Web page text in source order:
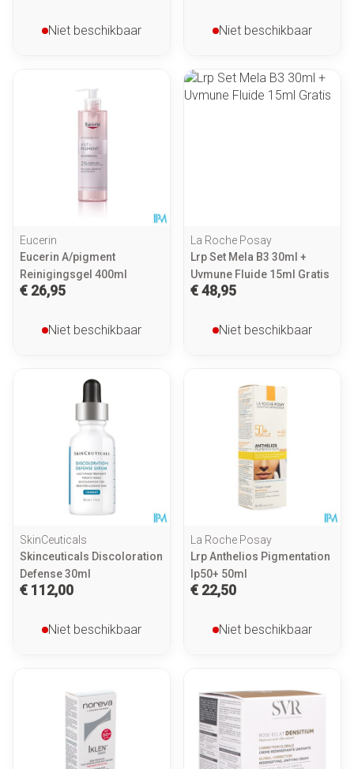
Niet beschikbaar Niet beschikbaar
Eucerin
Eucerin A/pigment
Reinigingsgel 400ml
€ 26,95
Niet beschikbaar
La Roche Posay
Lrp Set Mela B3 30ml +
Uvmune Fluide 15ml Gratis
€ 48,95
Niet beschikbaar
SkinCeuticals
Skinceuticals Discoloration
Defense 30ml
€ 112,00
Niet beschikbaar
La Roche Posay
Lrp Anthelios Pigmentation
Ip50+ 50ml
€ 22,50
Niet beschikbaar